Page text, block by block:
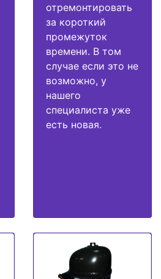
отремонтировать
за короткий
промежуток
времени. В том
случае если это не
возможно, у
нашего
специалиста уже
есть новая.